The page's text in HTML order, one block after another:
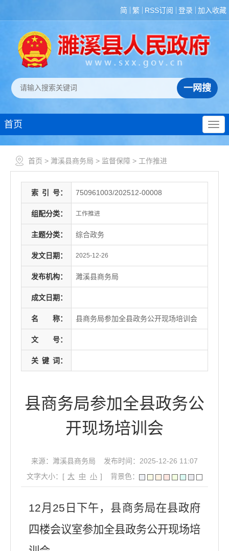
简 繁 RSS订阅 登录 加入收藏
首页
首页 > 濉溪县商务局 > 监督保障 > 工作推进
索 引 号： 750961003/202512-00008
组配分类： 工作推进
主题分类： 综合政务
发文日期： 2025-12-26
发布机构： 濉溪县商务局
成文日期：
名 称： 县商务局参加全县政务公开现场培训会
文 号：
关 键 词：
县商务局参加全县政务公
开现场培训会
来源：濉溪县商务局
发布时间：2025-12-26 11:07
文字大小：[ 大 中 小 ] 背景色：
12月25日下午，县商务局在县政府
四楼会议室参加全县政务公开现场培